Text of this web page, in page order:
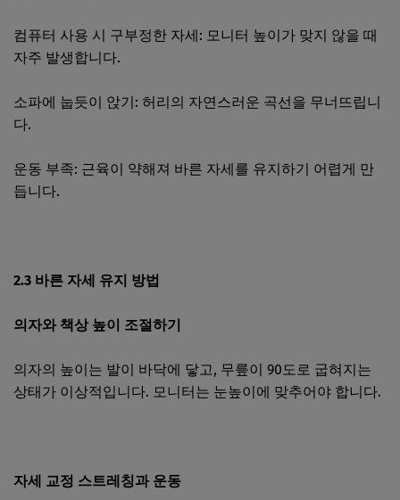
컴퓨터 사용 시 구부정한 자세: 모니터 높이가 맞지 않을 때
자주 발생합니다.
소파에 눕듯이 앉기: 허리의 자연스러운 곡선을 무너뜨립니
다.
운동 부족: 근육이 약해져 바른 자세를 유지하기 어렵게 만
듭니다.
2.3 바른 자세 유지 방법
의자와 책상 높이 조절하기
의자의 높이는 발이 바닥에 닿고, 무릎이 90도로 굽혀지는
상태가 이상적입니다. 모니터는 눈높이에 맞추어야 합니다.
자세 교정 스트레칭과 운동